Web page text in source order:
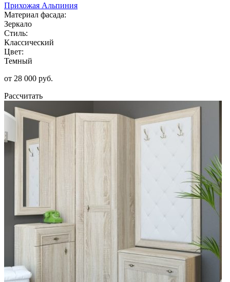
Прихожая Альпиния
Материал фасада:
Зеркало
Стиль:
Классический
Цвет:
Темный
от 28 000 руб.
Рассчитать